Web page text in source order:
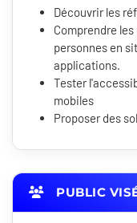
Découvrir les
Comprendre
personnes en
applications.
Tester
mobiles
Proposer des
PUBLIC